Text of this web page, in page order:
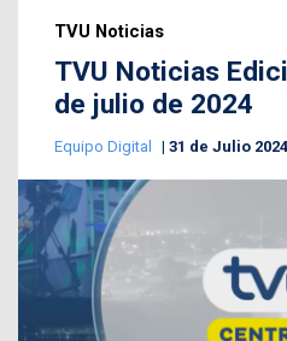
TVU Noticias
TVU Noticias
de julio de 2024
Equipo Digital 31 de Julio 2024